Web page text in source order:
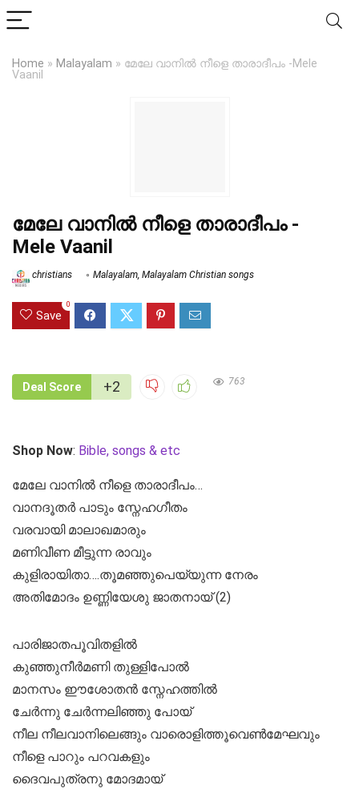
Home » Malayalam » മേലേ വാനിൽ നീളെ താരാദീപം -Mele
Vaanil
മേലേ വാനിൽ നീളെ താരാദീപം -
Mele Vaanil
christians Malayalam, Malayalam Christian songs
Save
0
Deal Score +2 763
Shop Now: Bible, songs & etc
മേലേ വാനിൽ നീളെ താരാദീപം…
വാനദൂതർ പാടും സ്നേഹഗീതം
വരവായി മാലാഖമാരും
മണിവീണ മീട്ടുന്ന രാവും
കുളിരായിതാ….തൂമഞ്ഞുപെയ്യുന്ന നേരം
അതിമോദം ഉണ്ണിയേശു ജാതനായ് (2)
പാരിജാതപൂവിതളിൽ
കുഞ്ഞുനീർമണി തുള്ളിപോൽ
മാനസം ഈശോതൻ സ്നേഹത്തിൽ
ചേർന്നു ചേർന്നലിഞ്ഞു പോയ്‌
നീല നീലവാനിലെങ്ങും വാരൊളിത്തൂവെൺമേഘവും
നീളെ പാറും പറവകളും
ദൈവപുത്രനു മോദമായ്